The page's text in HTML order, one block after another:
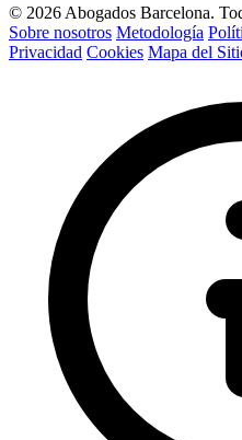
© 2026 Abogados Barcelona.
Sobre nosotros Metodología
Privacidad Cookies Mapa del